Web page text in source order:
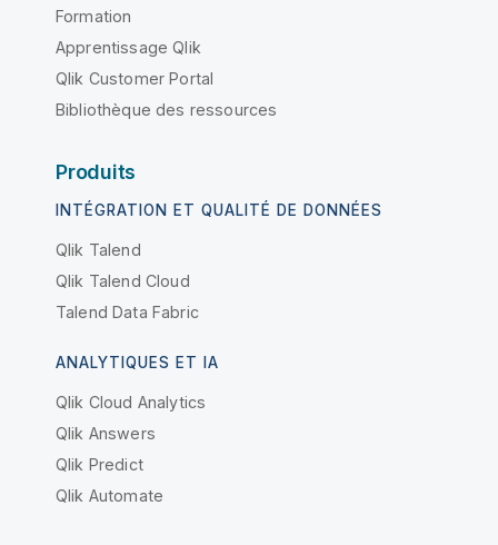
Formation
Apprentissage Qlik
Qlik Customer Portal
Bibliothèque des ressources
Produits
INTÉGRATION ET QUALITÉ DE DONNÉES
Qlik Talend
Qlik Talend Cloud
Talend Data Fabric
ANALYTIQUES ET IA
Qlik Cloud Analytics
Qlik Answers
Qlik Predict
Qlik Automate